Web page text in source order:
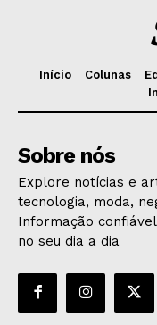
Início Colunas
Sobre nós
Explore notícias e
tecnologia, moda,
Informação
no seu dia a dia